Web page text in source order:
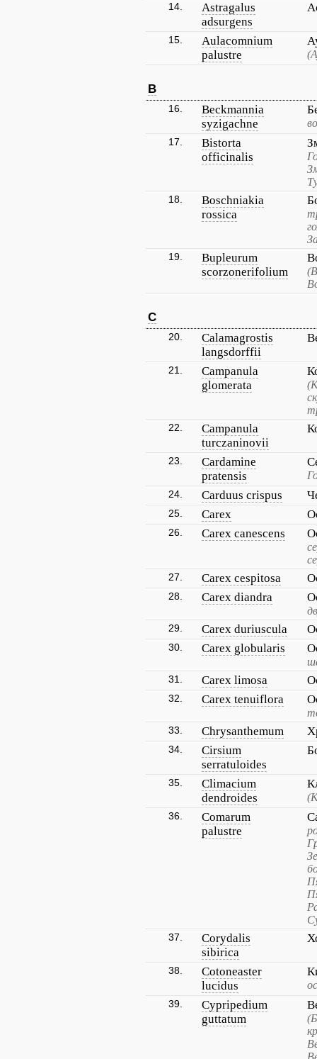
14.
Astragalus
adsurgens
15.
Aulacomnium
palustre
B
16.
Beckmannia
syzigachne
17.
Bistorta
officinalis
18.
Boschniakia
rossica
19.
Bupleurum
scorzonerifolium
C
20.
Calamagrostis
langsdorffii
21.
Campanula
glomerata
22.
Campanula
turczaninovii
23.
Cardamine
pratensis
24. Carduus crispus
25. Carex
26. Carex canescens
27. Carex cespitosa
28. Carex diandra
29. Carex duriuscula
30. Carex globularis
31. Carex limosa
32. Carex tenuiflora
33. Chrysanthemum
34.
Cirsium
serratuloides
35.
Climacium
dendroides
36.
Comarum
palustre
37.
Corydalis
sibirica
38.
Cotoneaster
lucidus
39.
Cypripedium
guttatum